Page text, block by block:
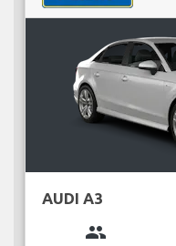
AUDI A3
group